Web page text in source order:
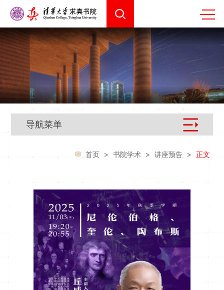
导航菜单
首页 > 书院学术 > 讲座预告 > 正文